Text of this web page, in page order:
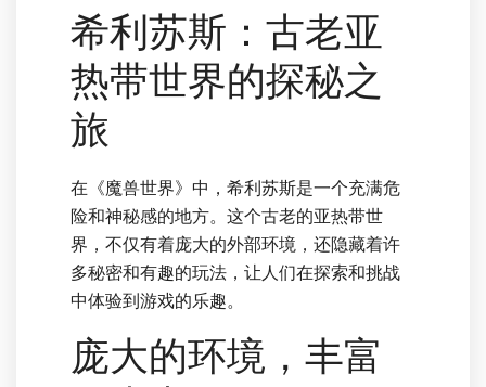
希利苏斯：古老亚
热带世界的探秘之
旅
在《魔兽世界》中，希利苏斯是一个充满危
险和神秘感的地方。这个古老的亚热带世
界，不仅有着庞大的外部环境，还隐藏着许
多秘密和有趣的玩法，让人们在探索和挑战
中体验到游戏的乐趣。
庞大的环境，丰富